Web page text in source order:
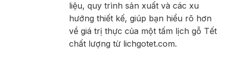
liệu, quy trình sản xuất và các xu
hướng thiết kế, giúp bạn hiểu rõ hơn
về giá trị thực của một tấm lịch gỗ Tết
chất lượng từ lichgotet.com.